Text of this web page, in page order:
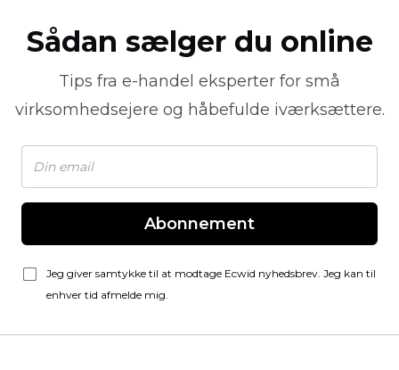
Sådan sælger du online
Tips fra e-handel eksperter for små
virksomhedsejere og håbefulde iværksættere.
Abonnement
Jeg giver samtykke til at modtage Ecwid nyhedsbrev. Jeg kan til
enhver tid afmelde mig.